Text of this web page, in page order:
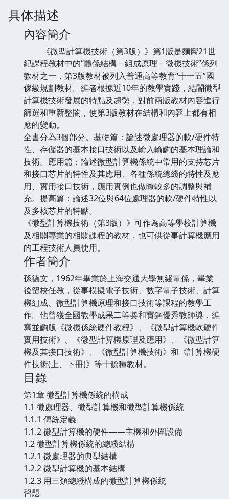
具体描述
內容簡介
《微型計算機技術（第3版）》第1版是麵嚮21世
紀課程教材中的“體係結構－組成原理－微機技術”係列
教材之一，第3版教材被列入普通高等教育“十一五”國
傢級規劃教材。編者根據近10年的教學實踐，結閤微型
計算機技術發展的特點及趨勢，對前兩版教材內容進行
篩選和重新整閤，使第3版教材在結構和內容上都有相
應的變動。
全書分為3個部分。基礎篇：論述微處理器的軟/硬件特
性、存儲器的基本接口技術以及輸入輸齣的基本理論和
技術。應用篇：論述微型計算機係統中常用的支持芯片
和接口芯片的特性及其應用、各種係統總綫的特性及應
用、實用接口技術，應用實例也做瞭較多的調整與補
充。提高篇：論述32位與64位處理器的軟/硬件特性以
及多核芯片的特點。
《微型計算機技術（第3版）》可作為高等學校計算機
及相關專業的相關課程的教材，也可供從事計算機應用
的工程技術人員使用。
作者簡介
孫德文，1962年畢業於上海交通大學無綫電係，畢業
後留校任教，從事模擬電子技術、數字電子技術、計算
機組成、微型計算機原理和接口技術等課程的教學工
作。他曾獲全國教學成果二等奬和寶鋼優秀教師奬，編
寫並齣版《微機係統硬件教程》、《微型計算機軟硬件
實用技術》、《微型計算機原理及應用》、《微型計算
機及其接口技術》、《微型計算機技術》和《計算機硬
件技術(上、下冊)》等十餘種教材。
目錄
第1章 微型計算機係統的構成
1.1 微處理器、微型計算機和微型計算機係統
1.1.1 傳統定義
1.1.2 微型計算機的硬件——主機和外圍設備
1.2 微型計算機係統的總綫結構
1.2.1 微處理器的典型結構
1.2.2 微型計算機的基本結構
1.2.3 用三類總綫構成的微型計算機係統
習題